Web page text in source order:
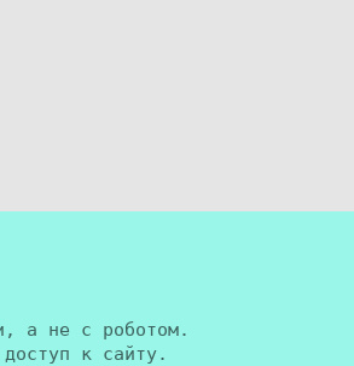
а не с роботом.
к сайту.